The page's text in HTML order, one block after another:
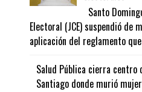
Santo
Electoral (JCE) suspendió de
aplicación del reglamento
Salud Pública cierra
Santiago donde murió